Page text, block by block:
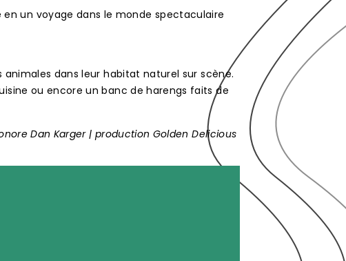
un voyage dans le monde spectaculaire
dans leur habitat naturel sur scène.
ou encore un banc de harengs faits de
Dan Karger | production Golden Delicious